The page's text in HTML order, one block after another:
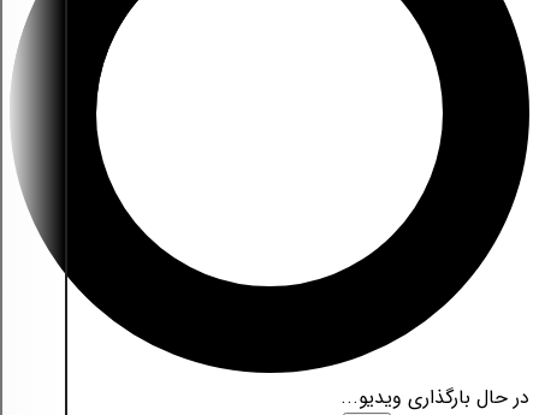
در حال بارگذاری ویدیو...